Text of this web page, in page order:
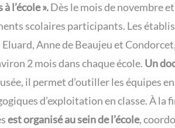
l’école ».Dès le mois de novembre
scolaires participants. Les
Anne de Beaujeu et
2 mois dans chaque école. Un
il permet d’outiller les équipes
d’exploitation en classe. À la
est organisé au sein de l’école,